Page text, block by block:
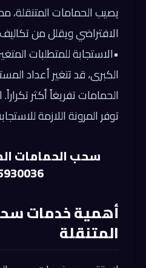
يصيب الحمامات المتنقلة،
الافتراضي ويقلل من
•الاستجابة للمتطلبات
الكبرى، قد تتغير أعداد
الحمامات تفريغاً أكثر
توفر المرونة اللازمة
سحب الحمامات
أهمية خدمات
المتنقلة